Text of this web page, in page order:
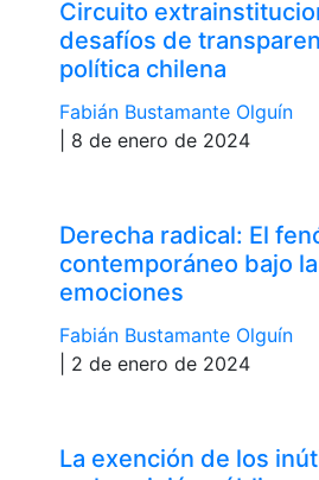
Circuito
desafíos de
política chilena
Fabián Bustamante Olguín
| 8 de enero de 2024
Derecha radical: El
contemporáneo bajo
emociones
Fabián Bustamante Olguín
| 2 de enero de 2024
La exención de los